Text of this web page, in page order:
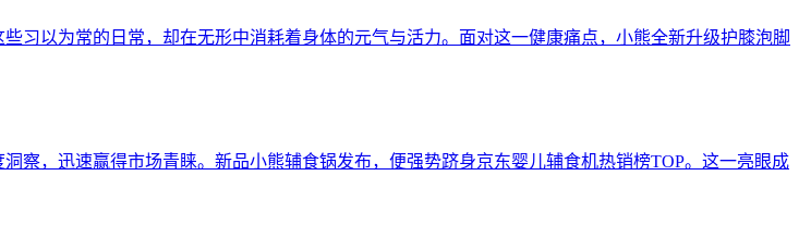
以为常的日常，却在无形中消耗着身体的元气与活力。面对这一健康痛点，小熊全新升级护膝泡脚
察，迅速赢得市场青睐。新品小熊辅食锅发布，便强势跻身京东婴儿辅食机热销榜TOP。这一亮眼成